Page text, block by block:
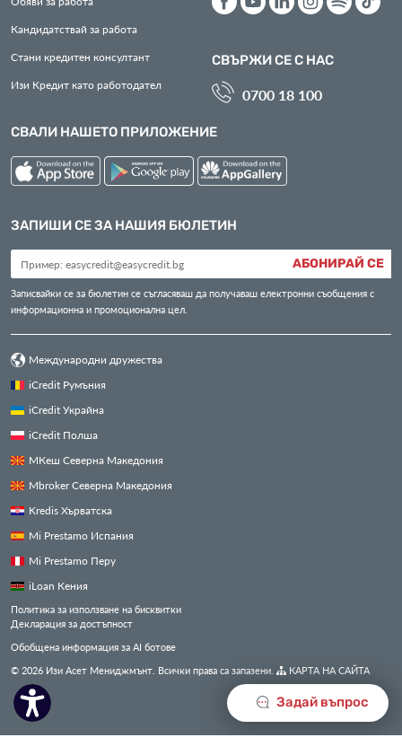
Задай въпрос
Кандидатствай за работа
Стани кредитен консултант
Изи Кредит като работодател
СВЪРЖИ СЕ С НАС
0700 18 100
СВАЛИ НАШЕТО ПРИЛОЖЕНИЕ
ЗАПИШИ СЕ ЗА НАШИЯ БЮЛЕТИН
АБОНИРАЙ СЕ
Записвайки се за бюлетин се съгласяваш да получаваш електронни съобщения с
информационна и промоционална цел.
Международни дружества
iCredit Румъния
iCredit Украйна
iCredit Полша
МКеш Северна Македония
Mbroker Северна Македония
Kredis Хърватска
Mi Prestamo Испания
Mi Prestamo Перу
iLoan Кения
Политика за използване на бисквитки
Декларация за достъпност
Обобщена информация за AI ботове
© 2026 Изи Асет Мениджмънт. Всички права са запазени.
КАРТА НА САЙТА